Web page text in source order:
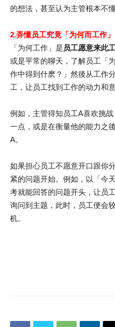
的想法，甚至认为主管根本不
2.弄懂员工究竟「为何而工作」
「为何工作」是 员工愿意来此
或是平常的聊天，了解员工「
作中得到什麽？」然後从工作
工，让员工找到工作的动力和
例如，主管得知员工A喜欢挑
一点，或是在衡量他的能力之
A。
如果担心员工不愿意开口跟你
紧的问题开始。例如，以「今
考就能回答的问题开头，让员
询问到主题，此时，员工便会
机。